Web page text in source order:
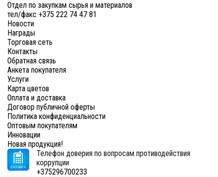
Отдел по закупкам сырья и материалов
тел/факс +375 222 74 47 81
Новости
Награды
Торговая сеть
Контакты
Обратная связь
Анкета покупателя
Услуги
Карта цветов
Оплата и доставка
Договор публичной оферты
Политика конфиденциальности
Оптовым покупателям
Инновации
Новая продукция!
Телефон доверия по вопросам противодействия
коррупции
+375296700233